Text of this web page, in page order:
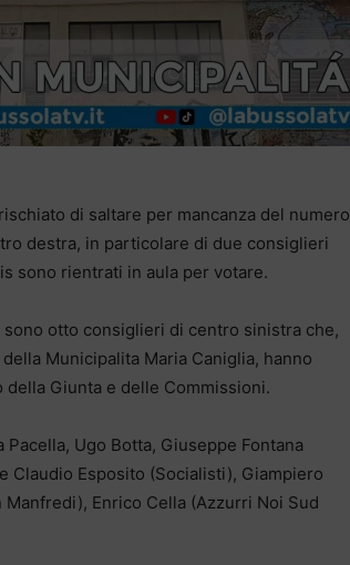
di saltare per mancanza del numero
destra, in particolare di due consiglieri
sono rientrati in aula per votare.
otto consiglieri di centro sinistra che,
Municipalita Maria Caniglia, hanno
Giunta e delle Commissioni.
Ugo Botta, Giuseppe Fontana
Claudio Esposito (Socialisti), Giampiero
Enrico Cella (Azzurri Noi Sud